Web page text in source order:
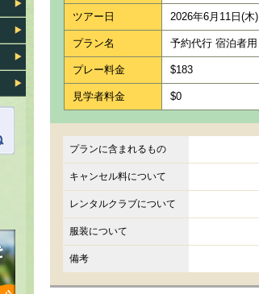
ツアー日 2026年6月11日(木)
プラン名 予約代行 宿泊者用
プレー料金 $183
見学者料金 $0
プランに含まれるもの
キャンセル料について
レンタルクラブについて
服装について
備考